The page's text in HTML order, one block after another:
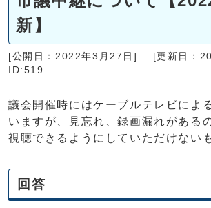
新】
[公開日：2022年3月27日]
[更新日：
ID:519
議会開催時にはケーブルテレビによ
いますが、見忘れ、録画漏れがある
視聴できるようにしていただけない
回答